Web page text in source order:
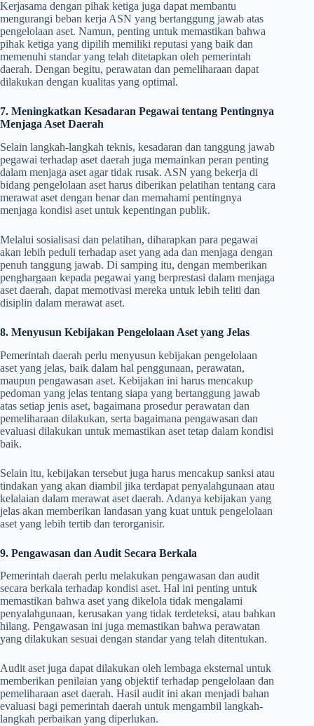
Kerjasama dengan pihak ketiga juga dapat membantu
mengurangi beban kerja ASN yang bertanggung jawab atas
pengelolaan aset. Namun, penting untuk memastikan bahwa
pihak ketiga yang dipilih memiliki reputasi yang baik dan
memenuhi standar yang telah ditetapkan oleh pemerintah
daerah. Dengan begitu, perawatan dan pemeliharaan dapat
dilakukan dengan kualitas yang optimal.
7. Meningkatkan Kesadaran Pegawai tentang Pentingnya
Menjaga Aset Daerah
Selain langkah-langkah teknis, kesadaran dan tanggung jawab
pegawai terhadap aset daerah juga memainkan peran penting
dalam menjaga aset agar tidak rusak. ASN yang bekerja di
bidang pengelolaan aset harus diberikan pelatihan tentang cara
merawat aset dengan benar dan memahami pentingnya
menjaga kondisi aset untuk kepentingan publik.
Melalui sosialisasi dan pelatihan, diharapkan para pegawai
akan lebih peduli terhadap aset yang ada dan menjaga dengan
penuh tanggung jawab. Di samping itu, dengan memberikan
penghargaan kepada pegawai yang berprestasi dalam menjaga
aset daerah, dapat memotivasi mereka untuk lebih teliti dan
disiplin dalam merawat aset.
8. Menyusun Kebijakan Pengelolaan Aset yang Jelas
Pemerintah daerah perlu menyusun kebijakan pengelolaan
aset yang jelas, baik dalam hal penggunaan, perawatan,
maupun pengawasan aset. Kebijakan ini harus mencakup
pedoman yang jelas tentang siapa yang bertanggung jawab
atas setiap jenis aset, bagaimana prosedur perawatan dan
pemeliharaan dilakukan, serta bagaimana pengawasan dan
evaluasi dilakukan untuk memastikan aset tetap dalam kondisi
baik.
Selain itu, kebijakan tersebut juga harus mencakup sanksi atau
tindakan yang akan diambil jika terdapat penyalahgunaan atau
kelalaian dalam merawat aset daerah. Adanya kebijakan yang
jelas akan memberikan landasan yang kuat untuk pengelolaan
aset yang lebih tertib dan terorganisir.
9. Pengawasan dan Audit Secara Berkala
Pemerintah daerah perlu melakukan pengawasan dan audit
secara berkala terhadap kondisi aset. Hal ini penting untuk
memastikan bahwa aset yang dikelola tidak mengalami
penyalahgunaan, kerusakan yang tidak terdeteksi, atau bahkan
hilang. Pengawasan ini juga memastikan bahwa perawatan
yang dilakukan sesuai dengan standar yang telah ditentukan.
Audit aset juga dapat dilakukan oleh lembaga eksternal untuk
memberikan penilaian yang objektif terhadap pengelolaan dan
pemeliharaan aset daerah. Hasil audit ini akan menjadi bahan
evaluasi bagi pemerintah daerah untuk mengambil langkah-
langkah perbaikan yang diperlukan.